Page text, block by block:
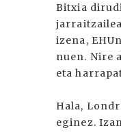
Bitxia
izena,
nuen. Nire
eta
Hala,
eginez.